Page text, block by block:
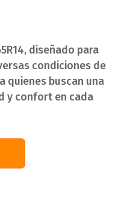
diseñado para
condiciones de
quienes buscan una
y confort en cada